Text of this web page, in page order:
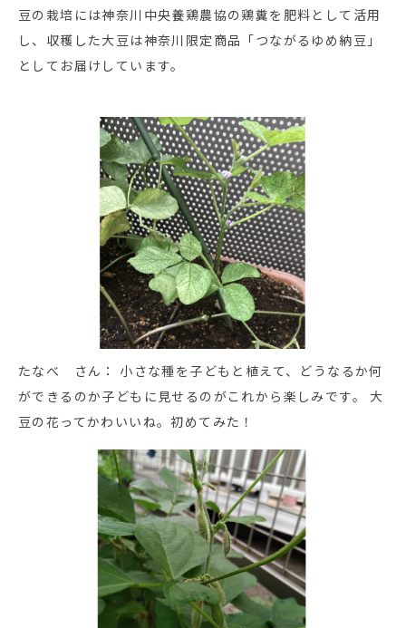
豆の栽培には神奈川中央養鶏農協の鶏糞を肥料として活用
し、収穫した大豆は神奈川限定商品「つながるゆめ納豆」
としてお届けしています。
たなべ さん： 小さな種を子どもと植えて、どうなるか何
ができるのか子どもに見せるのがこれから楽しみです。 大
豆の花ってかわいいね。初めてみた！